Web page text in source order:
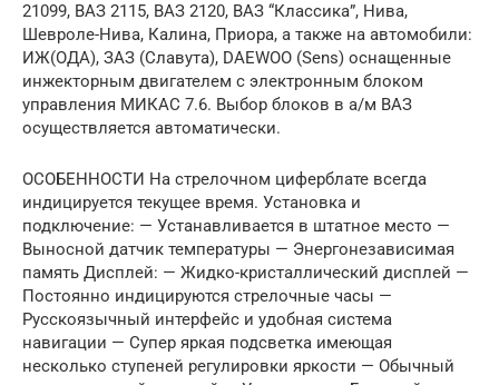
21099, ВАЗ 2115, ВАЗ 2120, ВАЗ “Классика”, Нива,
Шевроле-Нива, Калина, Приора, а также на автомобили:
ИЖ(ОДА), ЗАЗ (Славута), DAEWOO (Sens) оснащенные
инжекторным двигателем с электронным блоком
управления МИКАС 7.6. Выбор блоков в а/м ВАЗ
осуществляется автоматически.
ОСОБЕННОСТИ На стрелочном циферблате всегда
индицируется текущее время. Установка и
подключение: — Устанавливается в штатное место —
Выносной датчик температуры — Энергонезависимая
память Дисплей: — Жидко-кристаллический дисплей —
Постоянно индицируются стрелочные часы —
Русскоязычный интерфейс и удобная система
навигации — Супер яркая подсветка имеющая
несколько ступеней регулировки яркости — Обычный